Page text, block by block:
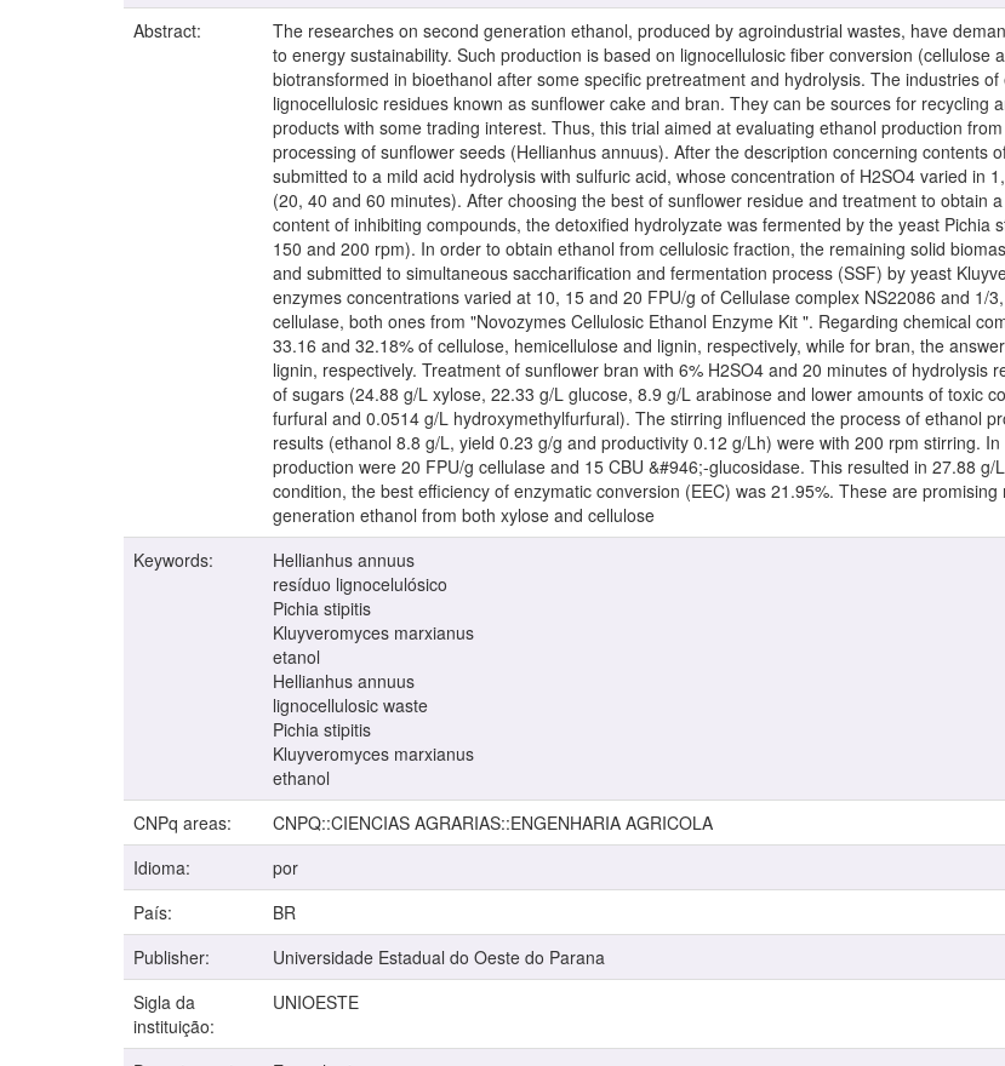
Abstract:
The researches on second generation ethanol, produced by agroindustrial wastes, have
to energy sustainability. Such production is based on lignocellulosic fiber conversion
biotransformed in bioethanol after some specific pretreatment and hydrolysis. The industries
lignocellulosic residues known as sunflower cake and bran. They can be sources for recycling
products with some trading interest. Thus, this trial aimed at evaluating ethanol production
processing of sunflower seeds (Hellianhus annuus). After the description concerning contents
submitted to a mild acid hydrolysis with sulfuric acid, whose concentration of H2SO4 varied in
(20, 40 and 60 minutes). After choosing the best of sunflower residue and treatment to obtain
content of inhibiting compounds, the detoxified hydrolyzate was fermented by the yeast Pichia
150 and 200 rpm). In order to obtain ethanol from cellulosic fraction, the remaining solid
and submitted to simultaneous saccharification and fermentation process (SSF) by yeast
enzymes concentrations varied at 10, 15 and 20 FPU/g of Cellulase complex NS22086 and 1/
cellulase, both ones from "Novozymes Cellulosic Ethanol Enzyme Kit ". Regarding chemical
33.16 and 32.18% of cellulose, hemicellulose and lignin, respectively, while for bran, the
lignin, respectively. Treatment of sunflower bran with 6% H2SO4 and 20 minutes of
of sugars (24.88 g/L xylose, 22.33 g/L glucose, 8.9 g/L arabinose and lower amounts of toxic
furfural and 0.0514 g/L hydroxymethylfurfural). The stirring influenced the process of ethanol
results (ethanol 8.8 g/L, yield 0.23 g/g and productivity 0.12 g/Lh) were with 200 rpm stirring.
production were 20 FPU/g cellulase and 15 CBU &#946;-glucosidase. This resulted in 27.88
condition, the best efficiency of enzymatic conversion (EEC) was 21.95%. These are
generation ethanol from both xylose and cellulose
Keywords:
Hellianhus annuus
resíduo lignocelulósico
Pichia stipitis
Kluyveromyces marxianus
etanol
Hellianhus annuus
lignocellulosic waste
Pichia stipitis
Kluyveromyces marxianus
ethanol
CNPq areas:
CNPQ::CIENCIAS AGRARIAS::ENGENHARIA AGRICOLA
Idioma:
por
País:
BR
Publisher:
Universidade Estadual do Oeste do Parana
Sigla da
instituição:
UNIOESTE